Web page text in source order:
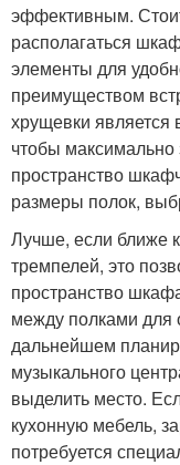
эффективным.
располагаться
элементы для
преимуществом
хрущевки является
чтобы максимально
пространство
размеры полок,
Лучше, если ближе
тремпелей, это
пространство
между полками
дальнейшем
музыкального
выделить место.
кухонную мебель,
потребуется